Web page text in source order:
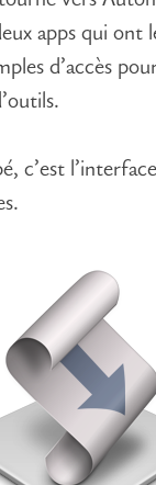
apps qui ont
d’accès
c’est